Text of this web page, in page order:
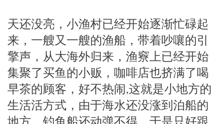
天还没亮，小渔村已经开始逐渐忙碌起
来，一艘又一艘的渔船，带着吵嚷的引
擎声，从大海外归来，渔竂上已经开始
集聚了买鱼的小贩，咖啡店也挤满了喝
早茶的顾客，好不热闹,这就是小地方的
生活活方式，由于海水还没涨到泊船的